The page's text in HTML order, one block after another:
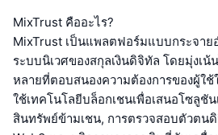
MixTrust คืออะไร?
MixTrust เป็นแพลตฟอร์มแบบกระจาย
ระบบนิเวศของสกุลเงินดิจิทัล โดยมุ่งเ
หลายที่ตอบสนองความต้องการของผู้ใ
ใช้เทคโนโลยีบล็อกเชนเพื่อเสนอโซลูชัน
สินทรัพย์ข้ามเชน, การตรวจสอบตัวตน